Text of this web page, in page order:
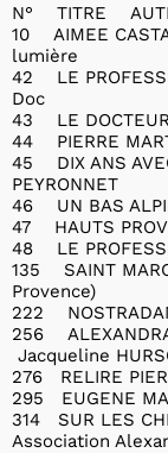
N° TITRE
10 AIMEE
lumière
42 LE
Doc
43 LE
44 PIERRE
45 DIX ANS
PEYRONNET
46 UN BAS
47 HAUTS
48 LE
135 SAINT
Provence)
222
256 ALEXANDRA
Jacqueline
276 RELIRE
295 EUGENE
314 SUR LES
Association